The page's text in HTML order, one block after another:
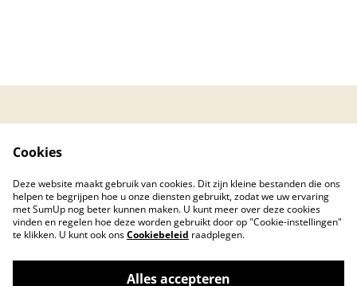
Created by © 2026
PC Care Center
Cookies
Deze website maakt gebruik van cookies. Dit zijn kleine bestanden die ons
helpen te begrijpen hoe u onze diensten gebruikt, zodat we uw ervaring
met SumUp nog beter kunnen maken. U kunt meer over deze cookies
vinden en regelen hoe deze worden gebruikt door op "Cookie-instellingen"
te klikken. U kunt ook onsCookiebeleid raadplegen.
Alles accepteren